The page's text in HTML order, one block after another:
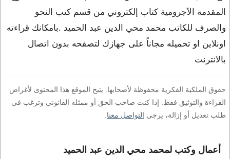
المقدمة الآجرومية كتاب إلكتروني من قسم كتب النحو
والصرف للكاتب محمد محي الدين عبد الحميد .بامكانك قراءته
اونلاين او تحميله مجاناً على جهازك لتصفحه بدون اتصال
بالانترنت
حقوق الملكية الفكرية محفوظة لأصحابها. يتيح الموقع هذا المحتوى لأغراض
القراءة والتوثيق فقط. إذا كنت صاحب الحق أو ممثله القانوني وترغب في
طلب تعديل أو إزالة، يرجى التواصل معنا
أعمال وكتب لمحمد محي الدين عبد الحميد